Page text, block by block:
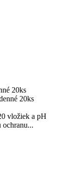
20ks
vložiek a pH
ochranu...